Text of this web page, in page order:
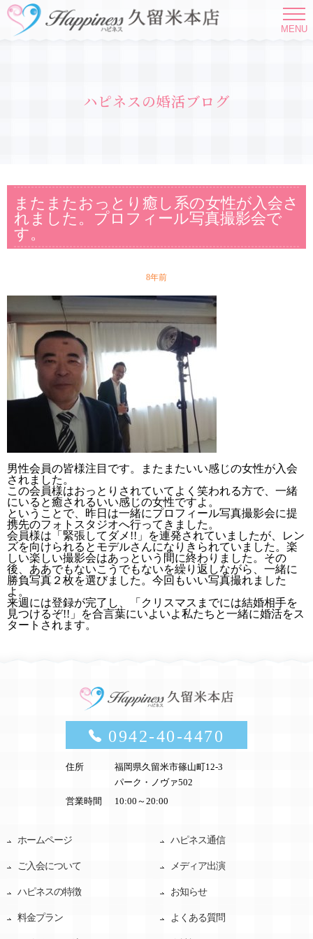
MENU
ハピネスの婚活ブログ
またまたおっとり癒し系の女性が入会さ
れました。プロフィール写真撮影会で
す。
8年前
男性会員の皆様注目です。またまたいい感じの女性が入会
されました。
この会員様はおっとりされていてよく笑われる方で、一緒
にいると癒されるいい感じの女性ですよ。
ということで、昨日は一緒にプロフィール写真撮影会に提
携先のフォトスタジオへ行ってきました。
会員様は「緊張してダメ!!」を連発されていましたが、レン
ズを向けられるとモデルさんになりきられていました。楽
しい楽しい撮影会はあっという間に終わりました。その
後、ああでもないこうでもないを繰り返しながら、一緒に
勝負写真２枚を選びました。今回もいい写真撮れました
よ。
来週には登録が完了し、「クリスマスまでには結婚相手を
見つけるぞ!!」を合言葉にいよいよ私たちと一緒に婚活をス
タートされます。
0942-40-4470
住所
福岡県久留米市篠山町12-3
パーク・ノヴァ502
営業時間
10:00～20:00
ホームページ
ご入会について
ハピネスの特徴
料金プラン
ハピネス通信
メディア出演
お知らせ
よくある質問